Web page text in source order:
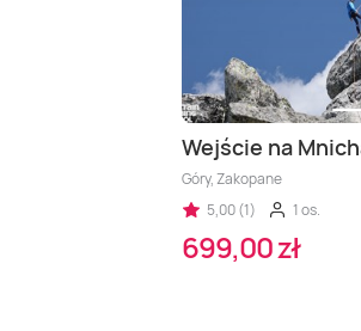
Wejście na
Góry, Zakopane
5,00 (1)
1 os.
699,00 zł